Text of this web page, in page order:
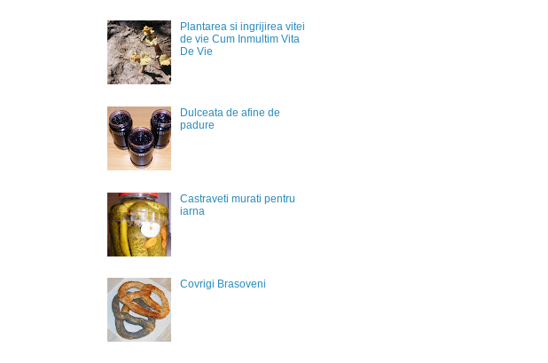
Plantarea si ingrijirea vitei
de vie Cum Inmultim Vita
De Vie
Dulceata de afine de
padure
Castraveti murati pentru
iarna
Covrigi Brasoveni